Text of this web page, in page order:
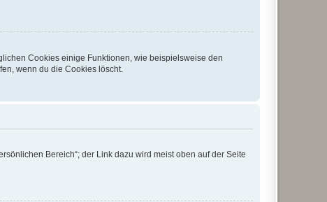
Cookies einige Funktionen, wie beispielsweise den
wenn du die Cookies löscht.
Bereich“; der Link dazu wird meist oben auf der Seite